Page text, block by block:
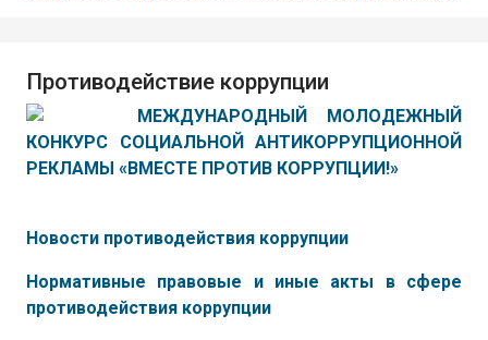
Противодействие коррупции
МЕЖДУНАРОДНЫЙ МОЛОДЕЖНЫЙ
КОНКУРС СОЦИАЛЬНОЙ АНТИКОРРУПЦИОННОЙ
РЕКЛАМЫ «ВМЕСТЕ ПРОТИВ КОРРУПЦИИ!»
Новости противодействия коррупции
Нормативные правовые и иные акты в сфере
противодействия коррупции